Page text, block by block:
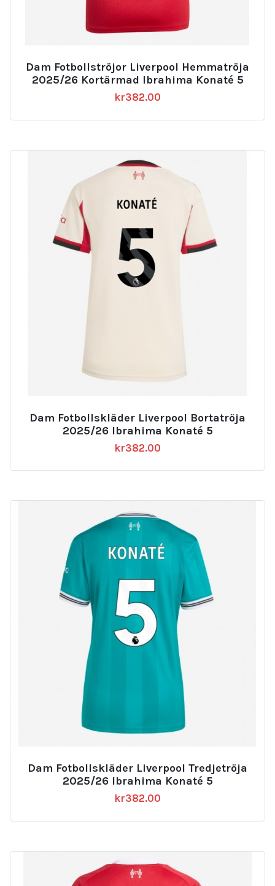
Dam Fotbollströjor Liverpool Hemmatröja
2025/26 Kortärmad Ibrahima Konaté 5
kr382.00
Dam Fotbollskläder Liverpool Bortatröja
2025/26 Ibrahima Konaté 5
kr382.00
Dam Fotbollskläder Liverpool Tredjetröja
2025/26 Ibrahima Konaté 5
kr382.00